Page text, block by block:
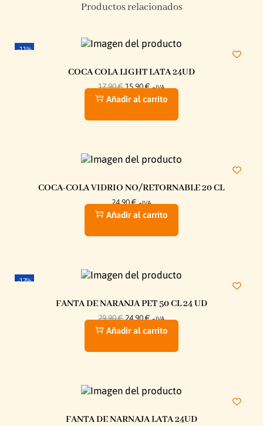
Productos relacionados
-11%
COCA COLA LIGHT LATA 24UD
17,90€15,90€ +IVA
Añadir al carrito
COCA-COLA VIDRIO NO/RETORNABLE 20 CL
24,90€ +IVA
Añadir al carrito
-17%
FANTA DE NARANJA PET 50 CL 24 UD
29,90€24,90€ +IVA
Añadir al carrito
FANTA DE NARNAJA LATA 24UD